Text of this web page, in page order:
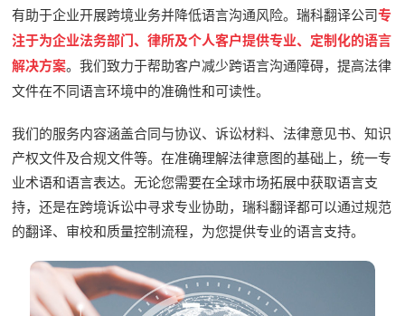
有助于企业开展跨境业务并降低语言沟通风险。瑞科翻译公司专
注于为企业法务部门、律所及个人客户提供专业、定制化的语言
解决方案。我们致力于帮助客户减少跨语言沟通障碍，提高法律
文件在不同语言环境中的准确性和可读性。
我们的服务内容涵盖合同与协议、诉讼材料、法律意见书、知识
产权文件及合规文件等。在准确理解法律意图的基础上，统一专
业术语和语言表达。无论您需要在全球市场拓展中获取语言支
持，还是在跨境诉讼中寻求专业协助，瑞科翻译都可以通过规范
的翻译、审校和质量控制流程，为您提供专业的语言支持。